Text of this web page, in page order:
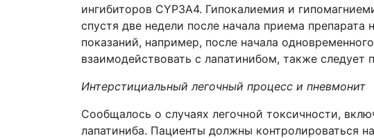
ингибиторов CYP3A4. Гипокалиемия и
спустя две недели после начала приема
показаний, например, после начала
взаимодействовать с лапатинибом, также следует
Интерстициальный легочный процесс и пневмонит
Сообщалось о случаях легочной токсичности,
лапатиниба. Пациенты должны контролироваться